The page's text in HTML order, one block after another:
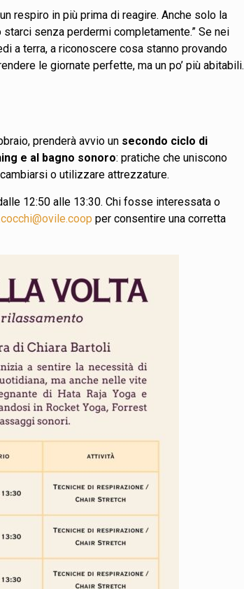
respiro in più prima di reagire. Anche solo la
senza perdermi completamente.” Se nei
a terra, a riconoscere cosa stanno provando
le giornate perfette, ma un po’ più abitabili.
prenderà avvio un secondo ciclo di
e al bagno sonoro: pratiche che uniscono
o utilizzare attrezzature.
12:50 alle 13:30. Chi fosse interessata o
per consentire una corretta